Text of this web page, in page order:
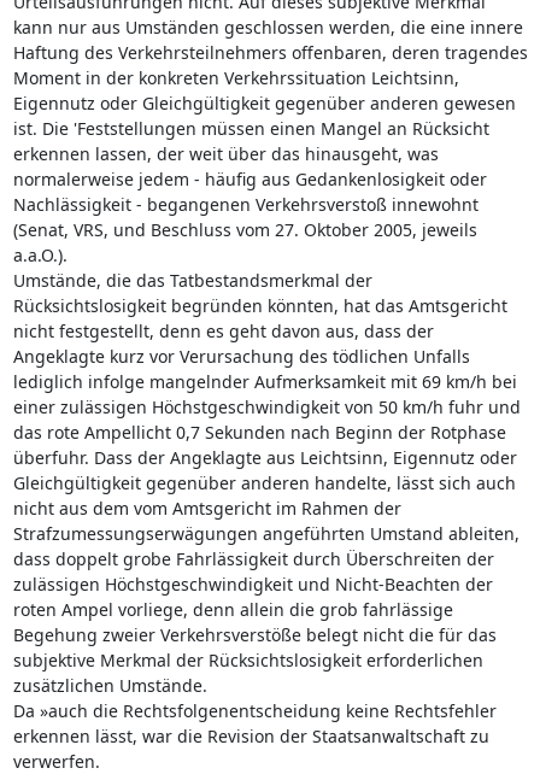
kann nur aus Umständen geschlossen werden, die eine innere
Haftung des Verkehrsteilnehmers offenbaren, deren tragendes
Moment in der konkreten Verkehrssituation Leichtsinn,
Eigennutz oder Gleichgültigkeit gegenüber anderen gewesen
ist. Die 'Feststellungen müssen einen Mangel an Rücksicht
erkennen lassen, der weit über das hinausgeht, was
normalerweise jedem - häufig aus Gedankenlosigkeit oder
Nachlässigkeit - begangenen Verkehrsverstoß innewohnt
(Senat, VRS, und Beschluss vom 27. Oktober 2005, jeweils
a.a.O.).
Umstände, die das Tatbestandsmerkmal der
Rücksichtslosigkeit begründen könnten, hat das Amtsgericht
nicht festgestellt, denn es geht davon aus, dass der
Angeklagte kurz vor Verursachung des tödlichen Unfalls
lediglich infolge mangelnder Aufmerksamkeit mit 69 km/h bei
einer zulässigen Höchstgeschwindigkeit von 50 km/h fuhr und
das rote Ampellicht 0,7 Sekunden nach Beginn der Rotphase
überfuhr. Dass der Angeklagte aus Leichtsinn, Eigennutz oder
Gleichgültigkeit gegenüber anderen handelte, lässt sich auch
nicht aus dem vom Amtsgericht im Rahmen der
Strafzumessungserwägungen angeführten Umstand ableiten,
dass doppelt grobe Fahrlässigkeit durch Überschreiten der
zulässigen Höchstgeschwindigkeit und Nicht-Beachten der
roten Ampel vorliege, denn allein die grob fahrlässige
Begehung zweier Verkehrsverstöße belegt nicht die für das
subjektive Merkmal der Rücksichtslosigkeit erforderlichen
zusätzlichen Umstände.
Da »auch die Rechtsfolgenentscheidung keine Rechtsfehler
erkennen lässt, war die Revision der Staatsanwaltschaft zu
verwerfen.